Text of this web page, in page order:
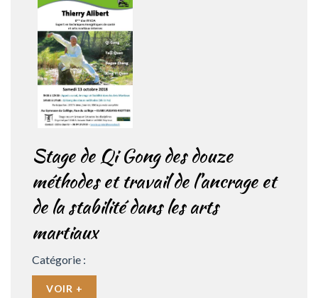
Stage de Qi Gong des douze
méthodes et travail de l’ancrage et
de la stabilité dans les arts
martiaux
Catégorie :
VOIR +